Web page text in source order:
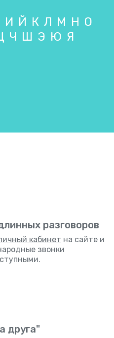
И Й К Л М Н О
Ч Ш Э Ю Я
разговоров
кабинет на сайте и
звонки
друга"